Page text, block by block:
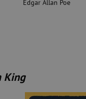
Edgar Allan Poe
King